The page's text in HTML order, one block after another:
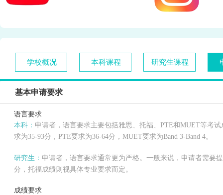
学校概况 本科课程 研究生课程
基本申请要求
语言要求
本科： 申请者，语言要求主要包括雅思、托福、PTE和MUET等考
求为35-93分，PTE要求为36-64分，MUET要求为Band 3-Band 4。
研究生： 申请者，语言要求通常更为严格。一般来说，申请者需要
分，托福成绩则视具体专业要求而定。
成绩要求